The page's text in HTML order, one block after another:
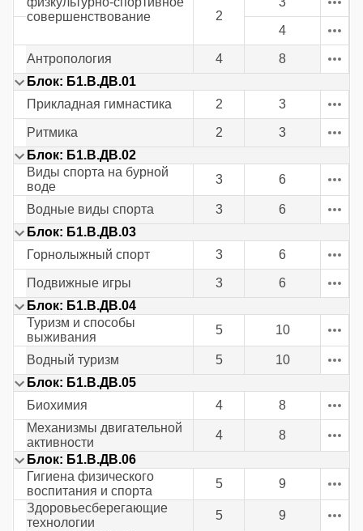
совершенствование
2
4
Антропология 4
8
Блок: Б1.В.ДВ.01
Прикладная гимнастика
2 3
Ритмика 2
3
Блок: Б1.В.ДВ.02
Виды спорта на бурной
воде
3 6
Водные виды спорта 3
6
Блок: Б1.В.ДВ.03
Горнолыжный спорт
3 6
Подвижные игры 3
6
Блок: Б1.В.ДВ.04
Туризм и способы
выживания
5 10
Водный туризм 5
10
Блок: Б1.В.ДВ.05
Биохимия
4
8
Механизмы двигательной
активности
4
8
Блок: Б1.В.ДВ.06
Гигиена физического
воспитания и спорта
5
9
Здоровьесберегающие
технологии
5
9